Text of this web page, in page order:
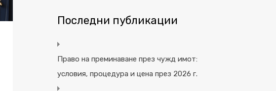
Последни публикации
Право на преминаване през чужд имот:
условия, процедура и цена през 2026 г.